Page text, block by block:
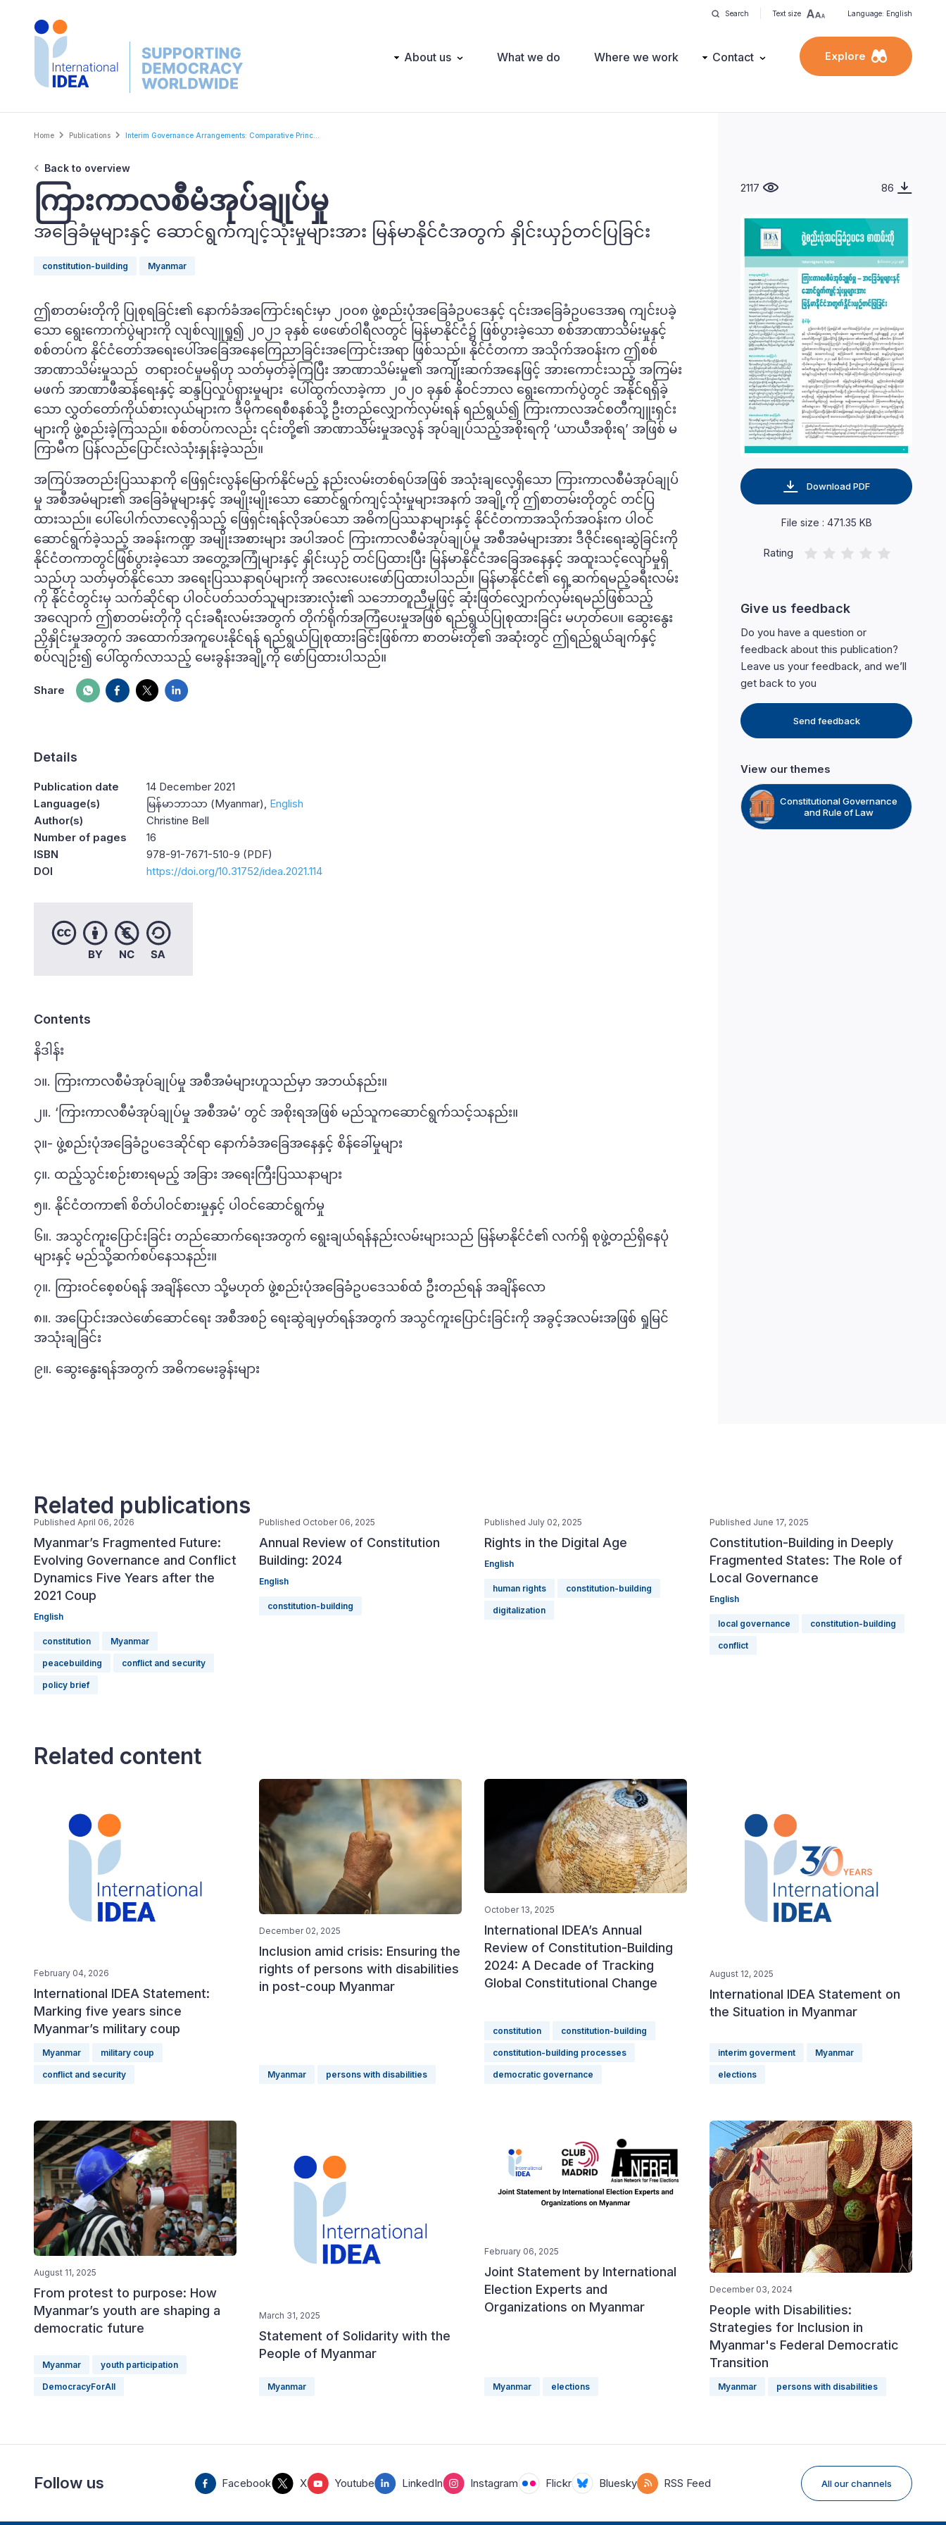
Search Text size Language: English
Main About us What we do Where we work Contact Explore
Breadcrumb
Home Publications Interim Governance Arrangements: Comparative Princ...
Back to overview
ကြားကာလစီမံအုပ်ချုပ်မှု
အခြေခံမူများနှင့် ဆောင်ရွက်ကျင့်သုံးမှုများအား မြန်မာနိုင်ငံအတွက် နှိုင်းယှဉ်တင်ပြခြင်း
constitution-building Myanmar
ဤစာတမ်းတိုကို ပြုစုရခြင်း၏ နောက်ခံအကြောင်းရင်းမှာ ၂၀၀၈ ဖွဲ့စည်းပုံအခြေခံဥပဒေနှင့် ၎င်းအခြေခံဥပဒေအရ ကျင်းပခဲ့
သော ရွေးကောက်ပွဲများကို လျစ်လျူရှု၍ ၂၀၂၁ ခုနှစ် ဖေဖော်ဝါရီလတွင် မြန်မာနိုင်ငံ၌ ဖြစ်ပွားခဲ့သော စစ်အာဏာသိမ်းမှုနှင့်
စစ်တပ်က နိုင်ငံတော်အရေးပေါ်အခြေအနေကြေညာခြင်းအကြောင်းအရာ ဖြစ်သည်။ နိုင်ငံတကာ အသိုက်အဝန်းက ဤစစ်
အာဏာသိမ်းမှုသည် တရားဝင်မှုမရှိဟု သတ်မှတ်ခဲ့ကြပြီး အာဏာသိမ်းမှု၏ အကျိုးဆက်အနေဖြင့် အားကောင်းသည့် အကြမ်း
မဖက် အာဏာဖီဆန်ရေးနှင့် ဆန္ဒပြလှုပ်ရှားမှုများ ပေါ်ထွက်လာခဲ့ကာ ၂၀၂၀ ခုနှစ် နိုဝင်ဘာလ ရွေးကောက်ပွဲတွင် အနိုင်ရရှိခဲ့
သော လွှတ်တော်ကိုယ်စားလှယ်များက ဒီမိုကရေစီစနစ်သို့ ဦးတည်လျှောက်လှမ်းရန် ရည်ရွယ်၍ ကြားကာလအင်စတီကျူးရှင်း
များကို ဖွဲ့စည်းခဲ့ကြသည်။ စစ်တပ်ကလည်း ၎င်းတို့၏ အာဏာသိမ်းမှုအလွန် အုပ်ချုပ်သည့်အစိုးရကို ‘ယာယီအစိုးရ’ အဖြစ် မ
ကြာမီက ပြန်လည်ပြောင်းလဲသုံးနှုန်းခဲ့သည်။
အကြပ်အတည်းပြဿနာကို ဖြေရှင်းလွန်မြောက်နိုင်မည့် နည်းလမ်းတစ်ရပ်အဖြစ် အသုံးချလေ့ရှိသော ကြားကာလစီမံအုပ်ချုပ်
မှု အစီအမံများ၏ အခြေခံမူများနှင့် အမျိုးမျိုးသော ဆောင်ရွက်ကျင့်သုံးမှုများအနက် အချို့ကို ဤစာတမ်းတိုတွင် တင်ပြ
ထားသည်။ ပေါ်ပေါက်လာလေ့ရှိသည့် ဖြေရှင်းရန်လိုအပ်သော အဓိကပြဿနာများနှင့် နိုင်ငံတကာအသိုက်အဝန်းက ပါဝင်
ဆောင်ရွက်ခဲ့သည့် အခန်းကဏ္ဍ အမျိုးအစားများ အပါအဝင် ကြားကာလစီမံအုပ်ချုပ်မှု အစီအမံများအား ဒီဇိုင်းရေးဆွဲခြင်းကို
နိုင်ငံတကာတွင်ဖြစ်ပွားခဲ့သော အတွေ့အကြုံများနှင့် နှိုင်းယှဉ် တင်ပြထားပြီး မြန်မာနိုင်ငံအခြေအနေနှင့် အထူးသင့်လျော်မှုရှိ
သည်ဟု သတ်မှတ်နိုင်သော အရေးပြဿနာရပ်များကို အလေးပေးဖော်ပြထားပါသည်။ မြန်မာနိုင်ငံ၏ ရှေ့ဆက်ရမည့်ခရီးလမ်း
ကို နိုင်ငံတွင်းမှ သက်ဆိုင်ရာ ပါဝင်ပတ်သတ်သူများအားလုံး၏ သဘောတူညီမှုဖြင့် ဆုံးဖြတ်လျှောက်လှမ်းရမည်ဖြစ်သည့်
အလျောက် ဤစာတမ်းတိုကို ၎င်းခရီးလမ်းအတွက် တိုက်ရိုက်အကြံပေးမှုအဖြစ် ရည်ရွယ်ပြုစုထားခြင်း မဟုတ်ပေ။ ဆွေးနွေး
ညှိနှိုင်းမှုအတွက် အထောက်အကူပေးနိုင်ရန် ရည်ရွယ်ပြုစုထားခြင်းဖြစ်ကာ စာတမ်းတို၏ အဆုံးတွင် ဤရည်ရွယ်ချက်နှင့်
စပ်လျဉ်း၍ ပေါ်ထွက်လာသည့် မေးခွန်းအချို့ကို ဖော်ပြထားပါသည်။
Share
Details
Publication date
14 December 2021
Language(s)
မြန်မာဘာသာ (Myanmar) English
Author(s)
Christine Bell
Number of pages
16
ISBN
978-91-7671-510-9 (PDF)
DOI
https://doi.org/10.31752/idea.2021.114
Contents
နိဒါန်း
၁။. ကြားကာလစီမံအုပ်ချုပ်မှု အစီအမံများဟူသည်မှာ အဘယ်နည်း။
၂။. ‘ကြားကာလစီမံအုပ်ချုပ်မှု အစီအမံ’ တွင် အစိုးရအဖြစ် မည်သူကဆောင်ရွက်သင့်သနည်း။
၃။- ဖွဲ့စည်းပုံအခြေခံဥပဒေဆိုင်ရာ နောက်ခံအခြေအနေနှင့် စိန်ခေါ်မှုများ
၄။. ထည့်သွင်းစဉ်းစားရမည့် အခြား အရေးကြီးပြဿနာများ
၅။. နိုင်ငံတကာ၏ စိတ်ပါဝင်စားမှုနှင့် ပါဝင်ဆောင်ရွက်မှု
၆။. အသွင်ကူးပြောင်းခြင်း တည်ဆောက်ရေးအတွက် ရွေးချယ်ရန်နည်းလမ်းများသည် မြန်မာနိုင်ငံ၏ လက်ရှိ စုဖွဲ့တည်ရှိနေပုံ
များနှင့် မည်သို့ဆက်စပ်နေသနည်း။
၇။. ကြားဝင်စေ့စပ်ရန် အချိန်လော သို့မဟုတ် ဖွဲ့စည်းပုံအခြေခံဥပဒေသစ်ထံ ဦးတည်ရန် အချိန်လော
၈။. အပြောင်းအလဲဖော်ဆောင်ရေး အစီအစဉ် ရေးဆွဲချမှတ်ရန်အတွက် အသွင်ကူးပြောင်းခြင်းကို အခွင့်အလမ်းအဖြစ် ရှုမြင်
အသုံးချခြင်း
၉။. ဆွေးနွေးရန်အတွက် အဓိကမေးခွန်းများ
2117 86
Download PDF
File size : 471.35 KB
Rating
Give us feedback
Do you have a question or
feedback about this publication?
Leave us your feedback, and we’ll
get back to you
Send feedback
View our themes
Constitutional Governance
and Rule of Law
Related publications
Published April 06, 2026
Myanmar’s Fragmented Future:
Evolving Governance and Conflict
Dynamics Five Years after the
2021 Coup
English
constitution Myanmar
peacebuilding conflict and security
policy brief
Published October 06, 2025
Annual Review of Constitution
Building: 2024
English
constitution-building
Published July 02, 2025
Rights in the Digital Age
English
human rights constitution-building
digitalization
Published June 17, 2025
Constitution-Building in Deeply
Fragmented States: The Role of
Local Governance
English
local governance constitution-building
conflict
Related content
February 04, 2026
International IDEA Statement:
Marking five years since
Myanmar’s military coup
Myanmar military coup
conflict and security
December 02, 2025
Inclusion amid crisis: Ensuring the
rights of persons with disabilities
in post-coup Myanmar
Myanmar persons with disabilities
October 13, 2025
International IDEA’s Annual
Review of Constitution-Building
2024: A Decade of Tracking
Global Constitutional Change
constitution constitution-building
constitution-building processes
democratic governance
August 12, 2025
International IDEA Statement on
the Situation in Myanmar
interim goverment Myanmar
elections
August 11, 2025
From protest to purpose: How
Myanmar’s youth are shaping a
democratic future
Myanmar youth participation
DemocracyForAll
March 31, 2025
Statement of Solidarity with the
People of Myanmar
Myanmar
February 06, 2025
Joint Statement by International
Election Experts and
Organizations on Myanmar
Myanmar elections
December 03, 2024
People with Disabilities:
Strategies for Inclusion in
Myanmar's Federal Democratic
Transition
Myanmar persons with disabilities
Follow us Facebook X Youtube LinkedIn Instagram Flickr Bluesky RSS Feed All our channels